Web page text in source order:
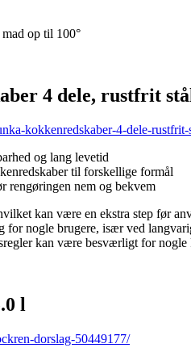
op til 100°
4 dele, rustfrit
kokkenredskaber-4-dele-
og lang levetid
til forskellige formål
rengøringen nem og bekvem
kan være en ekstra step før
nogle brugere, især ved
kan være besværligt for nogle
l
dorslag-50449177/